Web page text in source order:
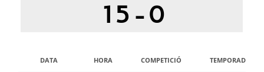
15 -0
DATA HORA COMPETICIÓ TEMPORADA